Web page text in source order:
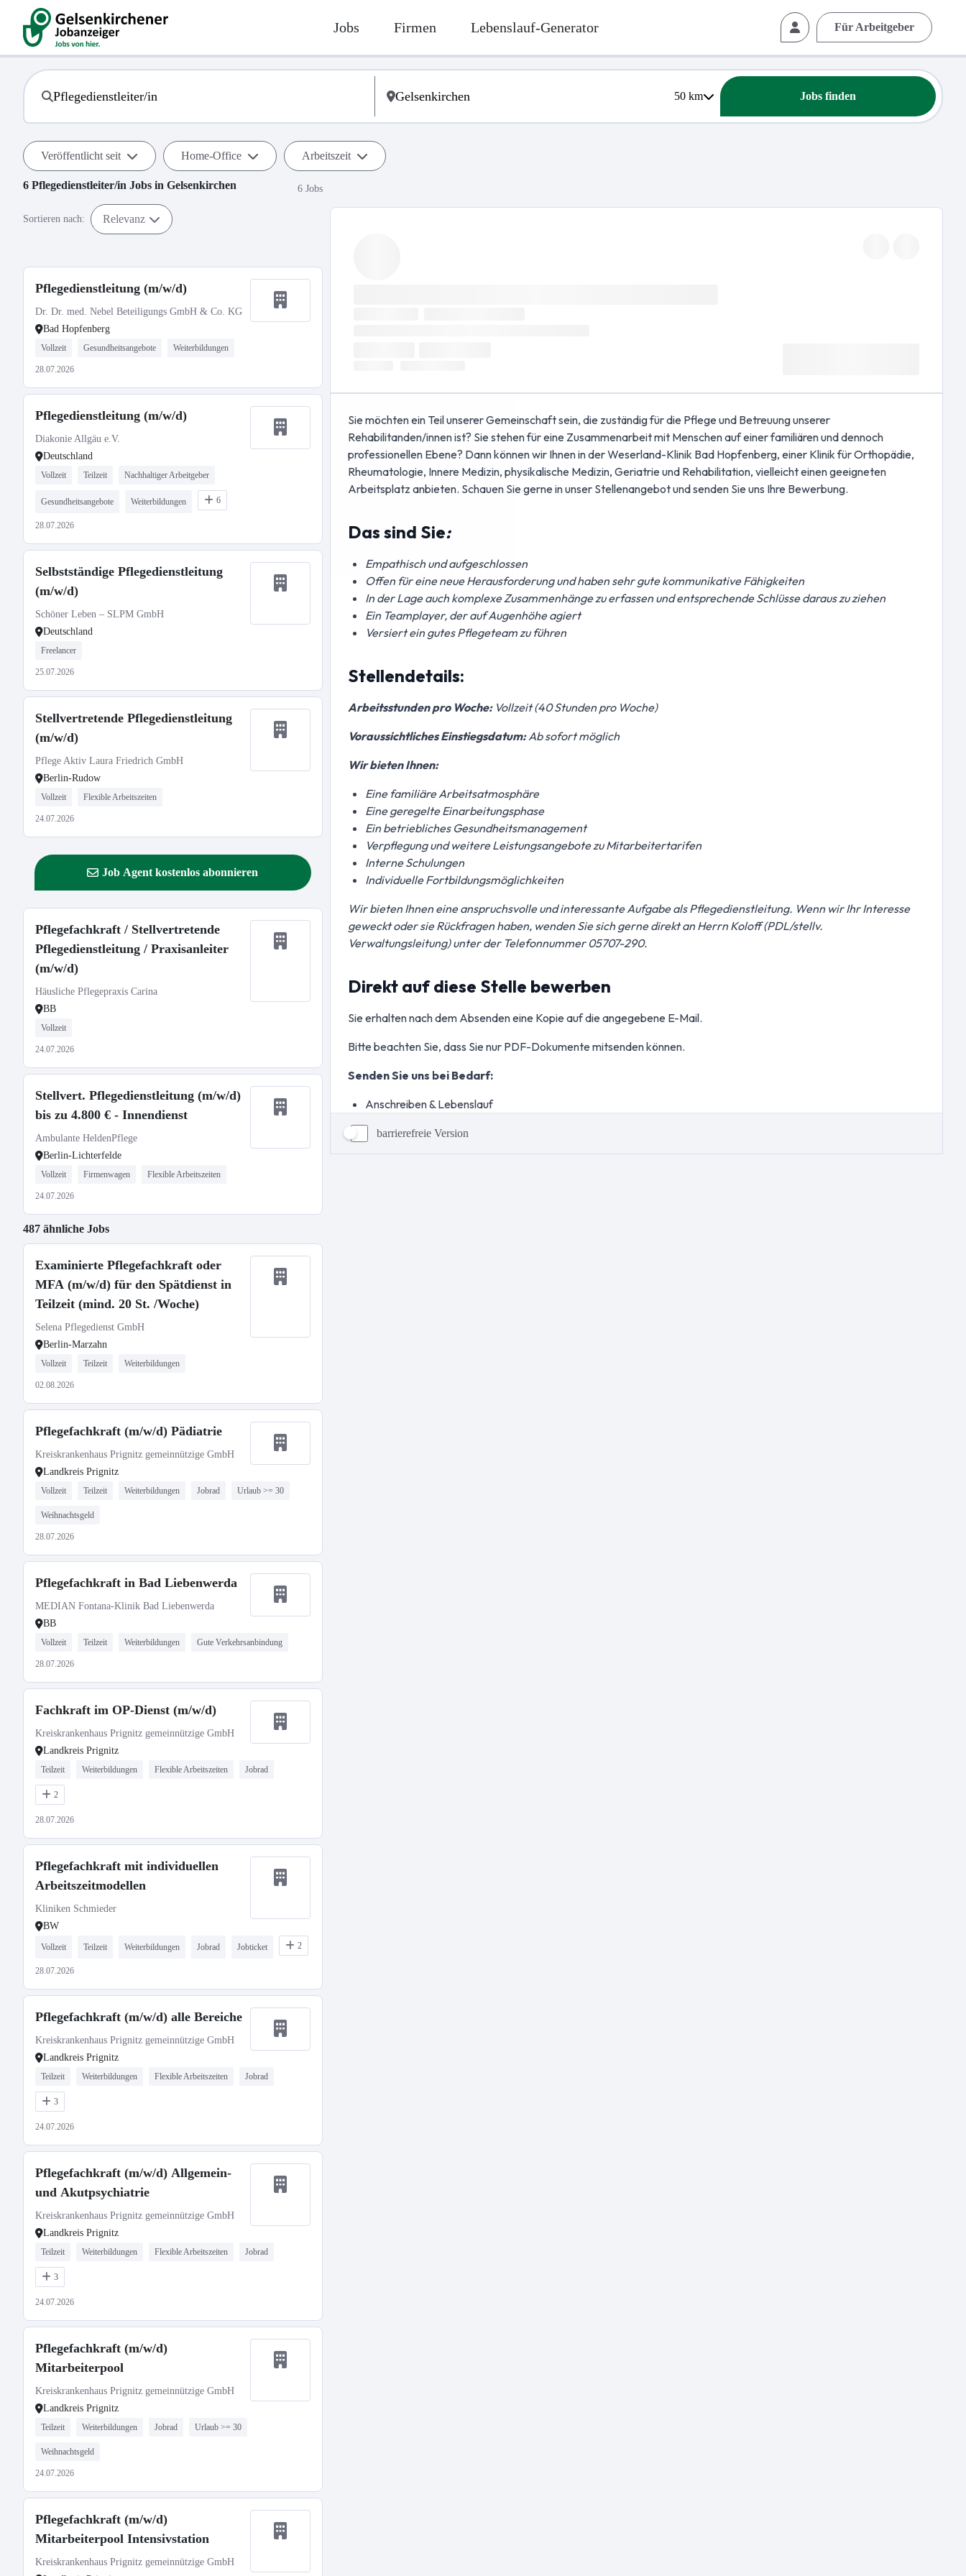
Jobs Firmen Lebenslauf-Generator Für Arbeitgeber
50km Jobs finden
Veröffentlicht seit Home-Office Arbeitszeit
6 Pflegedienstleiter/in Jobs in Gelsenkirchen 6 Jobs
Sortieren nach: Relevanz
Pflegedienstleitung (m/w/d)
Dr. Dr. med. Nebel Beteiligungs GmbH & Co. KG
Bad Hopfenberg
Vollzeit Gesundheitsangebote Weiterbildungen
28.07.2026
Pflegedienstleitung (m/w/d)
Diakonie Allgäu e.V.
Deutschland
Vollzeit Teilzeit Nachhaltiger Arbeitgeber
Gesundheitsangebote Weiterbildungen 6
28.07.2026
Selbstständige Pflegedienstleitung
(m/w/d)
Schöner Leben – SLPM GmbH
Deutschland
Freelancer
25.07.2026
Stellvertretende Pflegedienstleitung
(m/w/d)
Pflege Aktiv Laura Friedrich GmbH
Berlin-Rudow
Vollzeit Flexible Arbeitszeiten
24.07.2026
Job Agent kostenlos abonnieren
Pflegefachkraft / Stellvertretende
Pflegedienstleitung / Praxisanleiter
(m/w/d)
Häusliche Pflegepraxis Carina
BB
Vollzeit
24.07.2026
Stellvert. Pflegedienstleitung (m/w/d)
bis zu 4.800 € - Innendienst
Ambulante HeldenPflege
Berlin-Lichterfelde
Vollzeit Firmenwagen Flexible Arbeitszeiten
24.07.2026
487 ähnliche Jobs
Examinierte Pflegefachkraft oder
MFA (m/w/d) für den Spätdienst in
Teilzeit (mind. 20 St. /Woche)
Selena Pflegedienst GmbH
Berlin-Marzahn
Vollzeit Teilzeit Weiterbildungen
02.08.2026
Pflegefachkraft (m/w/d) Pädiatrie
Kreiskrankenhaus Prignitz gemeinnützige GmbH
Landkreis Prignitz
Vollzeit Teilzeit Weiterbildungen Jobrad Urlaub >= 30
Weihnachtsgeld
28.07.2026
Pflegefachkraft in Bad Liebenwerda
MEDIAN Fontana-Klinik Bad Liebenwerda
BB
Vollzeit Teilzeit Weiterbildungen Gute Verkehrsanbindung
28.07.2026
Fachkraft im OP-Dienst (m/w/d)
Kreiskrankenhaus Prignitz gemeinnützige GmbH
Landkreis Prignitz
Teilzeit Weiterbildungen Flexible Arbeitszeiten Jobrad
2
28.07.2026
Pflegefachkraft mit individuellen
Arbeitszeitmodellen
Kliniken Schmieder
BW
Vollzeit Teilzeit Weiterbildungen Jobrad Jobticket 2
28.07.2026
Pflegefachkraft (m/w/d) alle Bereiche
Kreiskrankenhaus Prignitz gemeinnützige GmbH
Landkreis Prignitz
Teilzeit Weiterbildungen Flexible Arbeitszeiten Jobrad
3
24.07.2026
Pflegefachkraft (m/w/d) Allgemein-
und Akutpsychiatrie
Kreiskrankenhaus Prignitz gemeinnützige GmbH
Landkreis Prignitz
Teilzeit Weiterbildungen Flexible Arbeitszeiten Jobrad
3
24.07.2026
Pflegefachkraft (m/w/d)
Mitarbeiterpool
Kreiskrankenhaus Prignitz gemeinnützige GmbH
Landkreis Prignitz
Teilzeit Weiterbildungen Jobrad Urlaub >= 30
Weihnachtsgeld
24.07.2026
Pflegefachkraft (m/w/d)
Mitarbeiterpool Intensivstation
Kreiskrankenhaus Prignitz gemeinnützige GmbH
barrierefreie Version